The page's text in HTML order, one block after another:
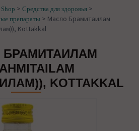
> Средства для здоровья >
препараты > Масло Брамитаилам
Kottakkal
KOTTAKKAL